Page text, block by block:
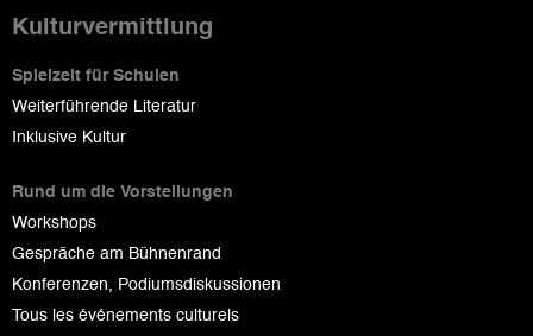
Kulturvermittlung
Spielzeit für Schulen
Weiterführende Literatur
Inklusive Kultur
Rund um die Vorstellungen
Workshops
Gespräche am Bühnenrand
Konferenzen, Podiumsdiskussionen
Tous les événements culturels